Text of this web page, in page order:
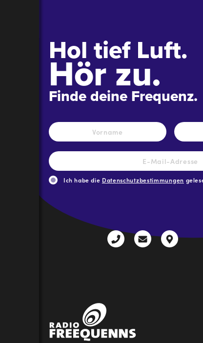
Hol tief Luft.
Hör zu.
Finde deine Frequenz.
Name *
Vorname
E-
Mail-
Adresse *
Ich habe die Datenschutzbestimmungen
+43